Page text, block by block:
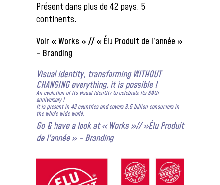
Présent dans plus de 42 pays, 5
continents.
Voir « Works » // « Élu Produit de l’année »
– Branding
Visual identity, transforming WITHOUT
CHANGING everything, it is possible !
An evolution of its visual identity to celebrate its 30th
anniversary !
It is present in 42 countries and covers 3,5 billion consumers in
the whole wide world.
Go & have a look at « Works »// »Élu Produit
de l’année » – Branding